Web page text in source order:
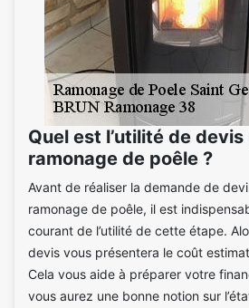
Quel est l’utilité de
ramonage de poêle ?
Avant de réaliser la demande de
ramonage de poêle, il est
courant de l’utilité de cette étape.
devis vous présentera le coût
Cela vous aide à préparer votre
vous aurez une bonne notion sur